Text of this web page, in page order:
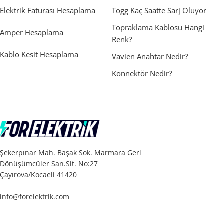
Elektrik Faturası Hesaplama
Amper Hesaplama
Kablo Kesit Hesaplama
Togg Kaç Saatte Sarj Oluyor
Topraklama Kablosu Hangi
Renk?
Vavien Anahtar Nedir?
Konnektör Nedir?
Şekerpınar Mah. Başak Sok. Marmara Geri
Dönüşümcüler San.Sit. No:27
Çayırova/Kocaeli 41420
info@forelektrik.com